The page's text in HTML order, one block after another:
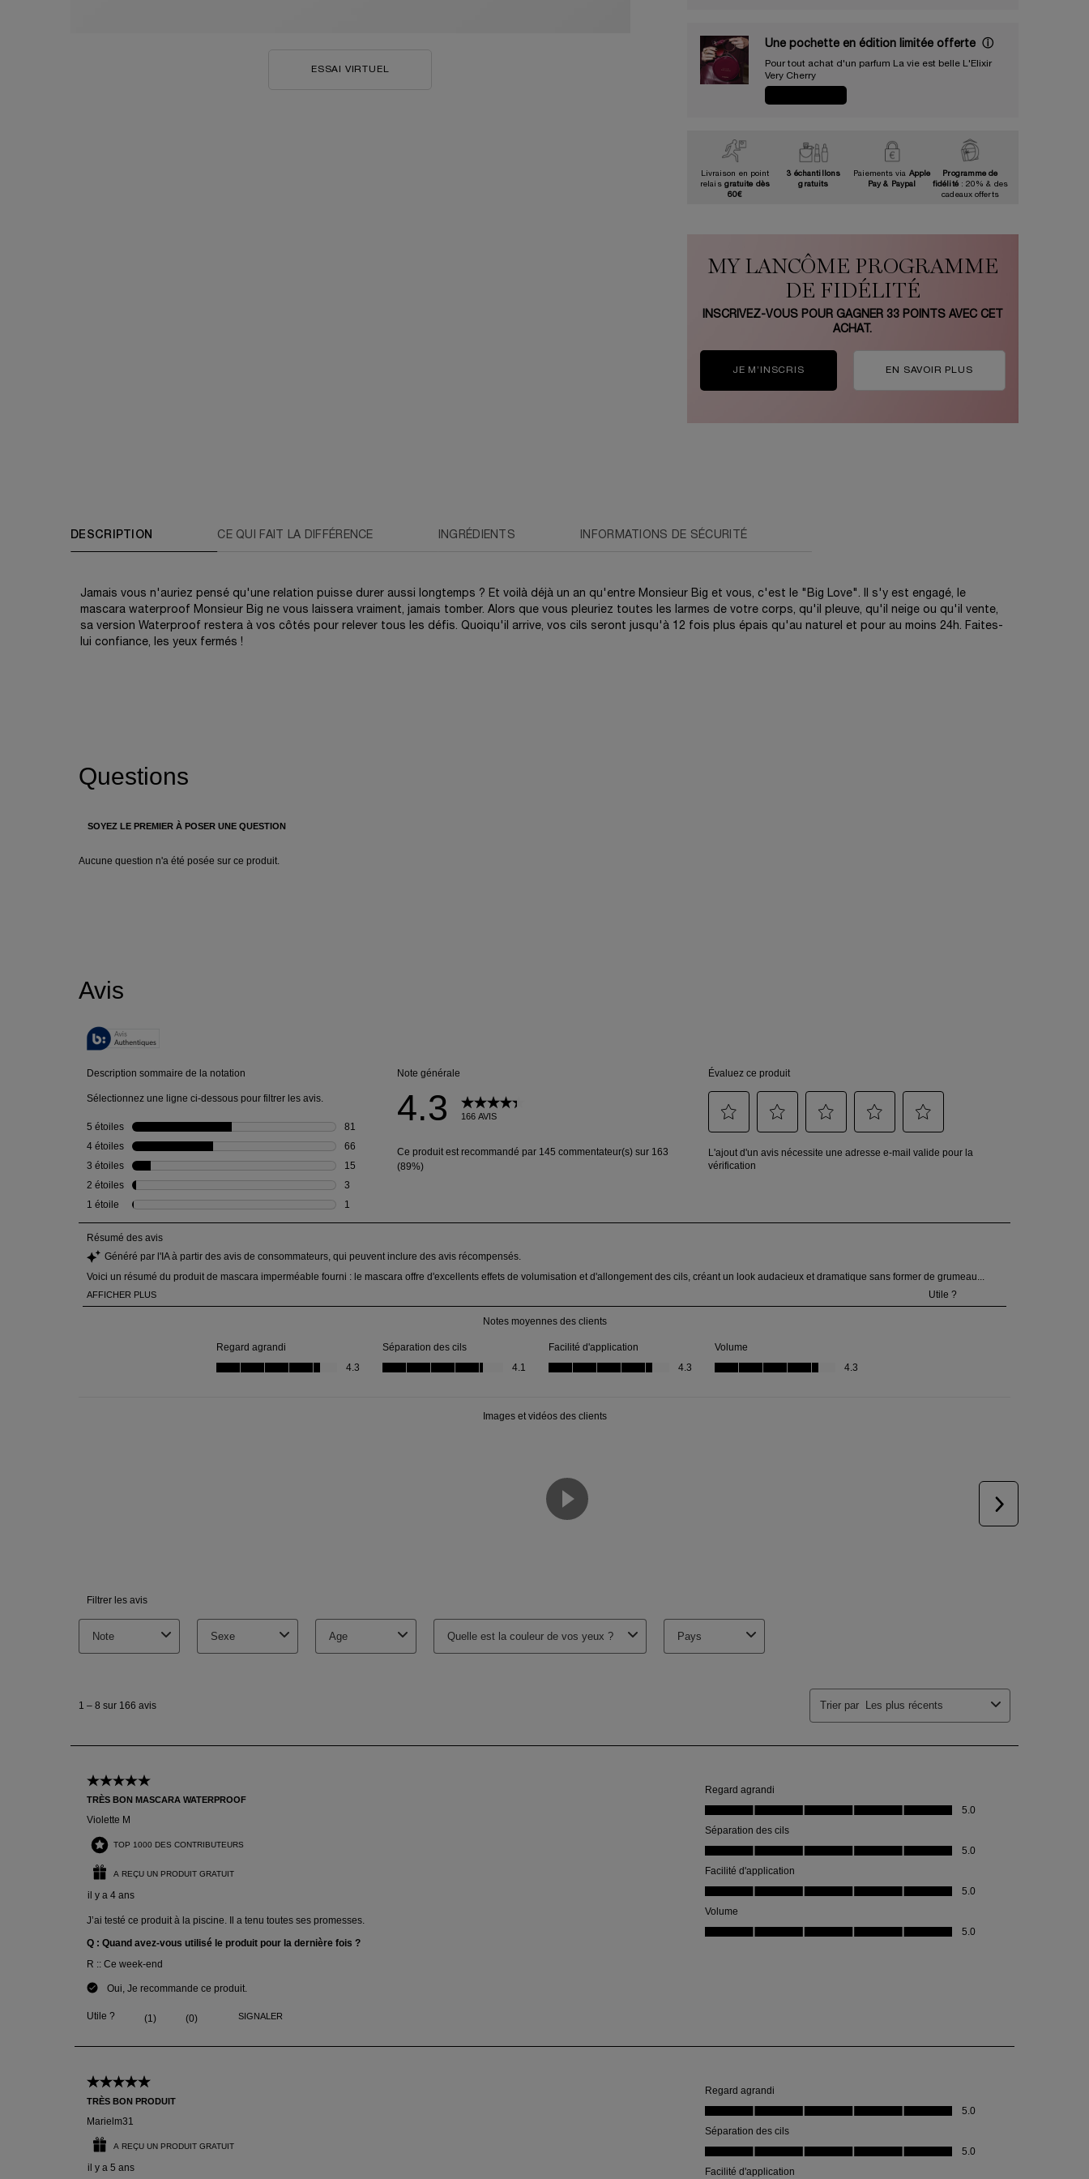
ESSAI VIRTUEL
Une pochette en édition limitée offerte​ ​ ⓘ
Pour tout achat d'un parfum La vie est belle L'Elixir
Very Cherry​
Livraison en point
relais gratuite dès
60€
3 échantillons
gratuits
Paiements via Apple
Pay & Paypal
Programme de
fidélité: 20% & des
cadeaux offerts
MY LANCÔME PROGRAMME
DE FIDÉLITÉ
INSCRIVEZ-VOUS POUR GAGNER 33POINTS AVEC CET
ACHAT.
JE M’INSCRIS EN SAVOIR PLUS
DESCRIPTION CE QUI FAIT LA DIFFÉRENCE INGRÉDIENTS INFORMATIONS DE SÉCURITÉ
Jamais vous n'auriez pensé qu'une relation puisse durer aussi longtemps ? Et voilà déjà un an qu'entre Monsieur Big et vous, c'est le "Big Love". Il s'y est engagé, le
mascara waterproof Monsieur Big ne vous laissera vraiment, jamais tomber. Alors que vous pleuriez toutes les larmes de votre corps, qu'il pleuve, qu'il neige ou qu'il vente,
sa version Waterproof restera à vos côtés pour relever tous les défis. Quoiqu'il arrive, vos cils seront jusqu'à 12 fois plus épais qu'au naturel et pour au moins 24h. Faites-
lui confiance, les yeux fermés !